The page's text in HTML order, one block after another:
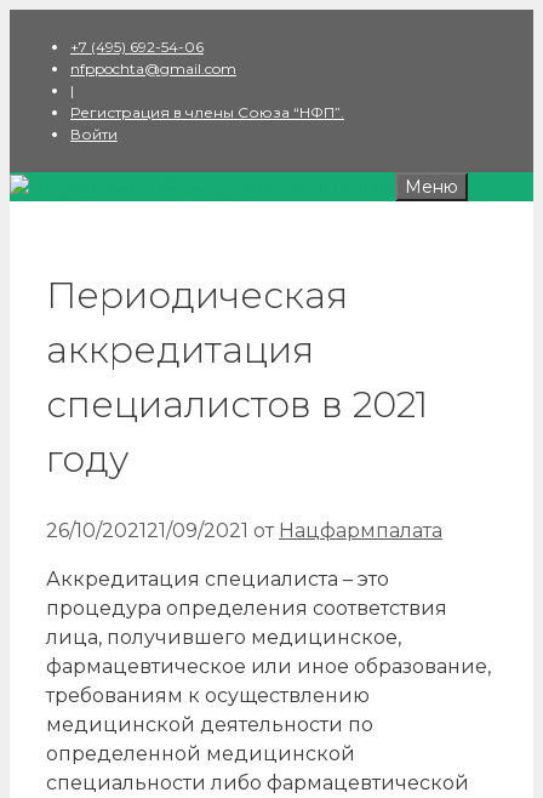
содержимому
+7 (495) 692-54-06
nfppochta@gmail.com
|
Регистрация в члены Союза “НФП”.
Войти
Меню
Периодическая
аккредитация
специалистов в 2021
году
26/10/202121/09/2021 от Нацфармпалата
Аккредитация специалиста – это
процедура определения соответствия
лица, получившего медицинское,
фармацевтическое или иное образование,
требованиям к осуществлению
медицинской деятельности по
определенной медицинской
специальности либо фармацевтической